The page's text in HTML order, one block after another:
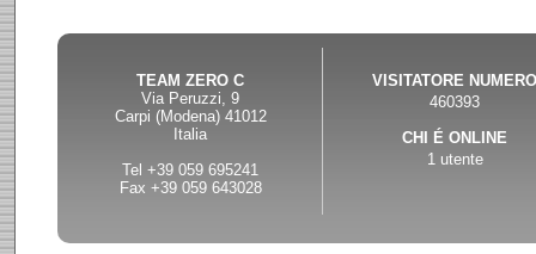
VISITATORE NUMERO
460393
CHI É ONLINE
1 utente
TEAM ZERO C
Via Peruzzi, 9
Carpi (Modena) 41012
Italia
Tel +39 059 695241
Fax +39 059 643028